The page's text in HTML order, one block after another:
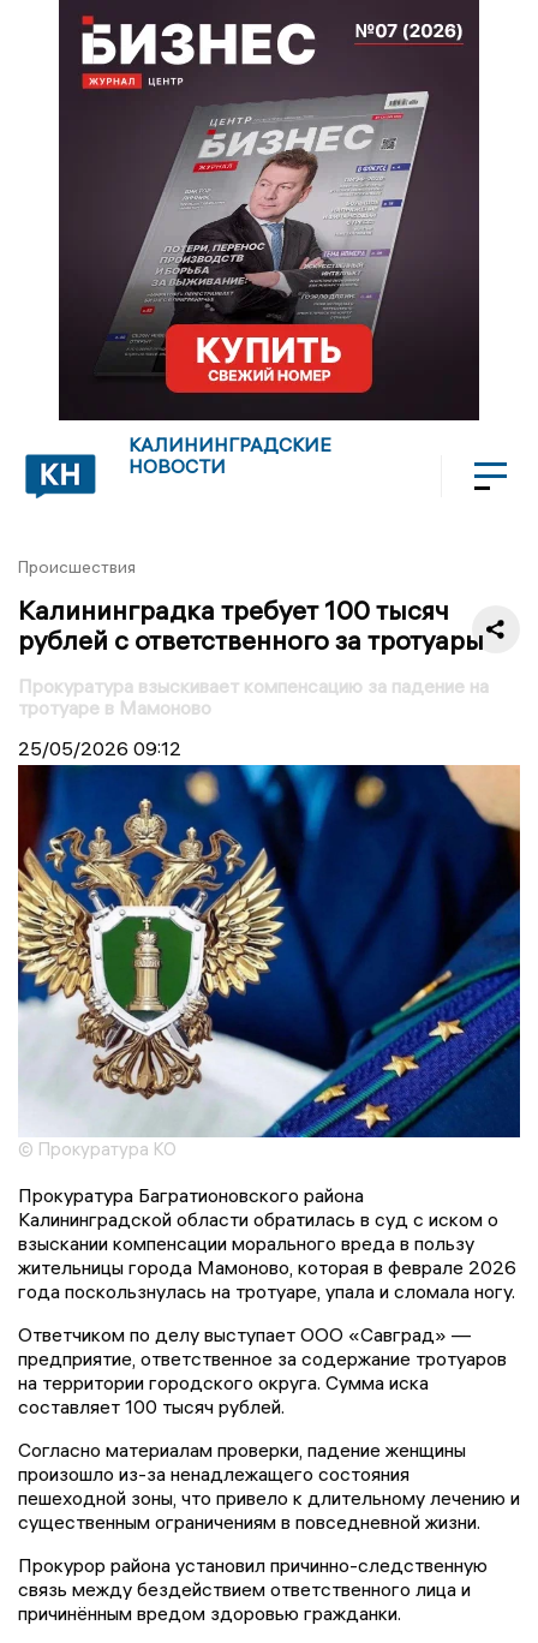
КАЛИНИНГРАДСКИЕ
НОВОСТИ
Происшествия
Калининградка требует 100 тысяч
рублей с ответственного за тротуары
Прокуратура взыскивает компенсацию за падение на
тротуаре в Мамоново
25/05/2026 09:12
© Прокуратура КО
Прокуратура Багратионовского района
Калининградской области обратилась в суд с иском о
взыскании компенсации морального вреда в пользу
жительницы города Мамоново, которая в феврале 2026
года поскользнулась на тротуаре, упала и сломала ногу.
Ответчиком по делу выступает ООО «Савград» —
предприятие, ответственное за содержание тротуаров
на территории городского округа. Сумма иска
составляет 100 тысяч рублей.
Согласно материалам проверки, падение женщины
произошло из-за ненадлежащего состояния
пешеходной зоны, что привело к длительному лечению и
существенным ограничениям в повседневной жизни.
Прокурор района установил причинно-следственную
связь между бездействием ответственного лица и
причинённым вредом здоровью гражданки.